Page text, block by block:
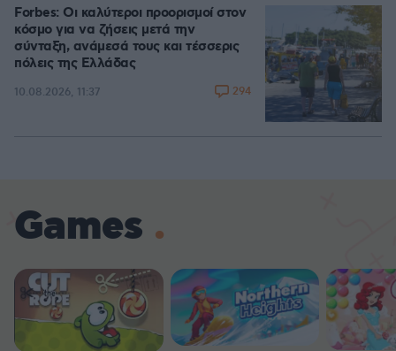
Forbes: Οι καλύτεροι προορισμοί στον
κόσμο για να ζήσεις μετά την
σύνταξη, ανάμεσά τους και τέσσερις
πόλεις της Ελλάδας
10.08.2026, 11:37 294
Games